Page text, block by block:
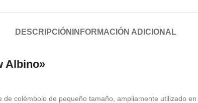
DESCRIPCIÓN INFORMACIÓN ADICIONAL
Albino»
de colémbolo de pequeño tamaño, ampliamente utilizado